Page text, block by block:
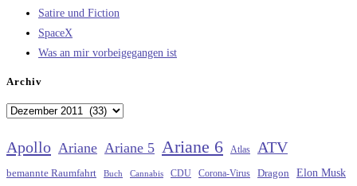
Satire und Fiction
SpaceX
Was an mir vorbeigegangen ist
Archiv
Archiv
Apollo Ariane Ariane 5 Ariane 6 Atlas ATV
bemannte Raumfahrt Buch Cannabis CDU Corona-Virus Dragon Elon Musk